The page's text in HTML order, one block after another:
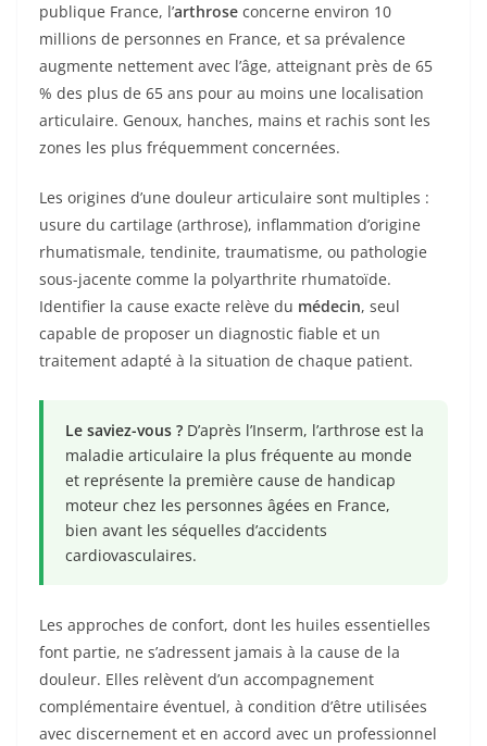
publique France, l’arthrose concerne environ 10
millions de personnes en France, et sa prévalence
augmente nettement avec l’âge, atteignant près de 65
% des plus de 65 ans pour au moins une localisation
articulaire. Genoux, hanches, mains et rachis sont les
zones les plus fréquemment concernées.
Les origines d’une douleur articulaire sont multiples :
usure du cartilage (arthrose), inflammation d’origine
rhumatismale, tendinite, traumatisme, ou pathologie
sous-jacente comme la polyarthrite rhumatoïde.
Identifier la cause exacte relève du médecin, seul
capable de proposer un diagnostic fiable et un
traitement adapté à la situation de chaque patient.
Le saviez-vous ? D’après l’Inserm, l’arthrose est la
maladie articulaire la plus fréquente au monde
et représente la première cause de handicap
moteur chez les personnes âgées en France,
bien avant les séquelles d’accidents
cardiovasculaires.
Les approches de confort, dont les huiles essentielles
font partie, ne s’adressent jamais à la cause de la
douleur. Elles relèvent d’un accompagnement
complémentaire éventuel, à condition d’être utilisées
avec discernement et en accord avec un professionnel